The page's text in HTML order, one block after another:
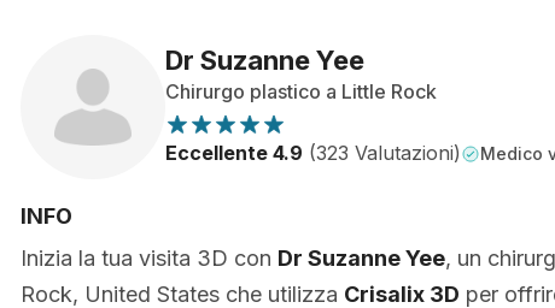
Dr Suzanne Yee
Chirurgo plastico a Little Rock
Eccellente 4.9 (323 Valutazioni) Medico
INFO
Inizia la tua visita 3D con Dr Suzanne Yee, un
Rock, United States che utilizza Crisalix 3D per